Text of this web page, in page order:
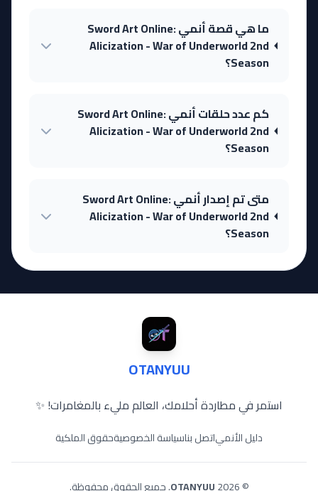
ما هي قصة أنمي Sword Art Online:
Alicization - War of Underworld 2nd
Season؟
كم عدد حلقات أنمي Sword Art Online:
Alicization - War of Underworld 2nd
Season؟
متى تم إصدار أنمي Sword Art Online:
Alicization - War of Underworld 2nd
Season؟
OTANYUU
استمر في مطاردة أحلامك، العالم مليء بالمغامرات! ✨
دليل الأنمياتصل بناسياسة الخصوصيةحقوق الملكية
© 2026
OTANYUU. جميع الحقوق محفوظة.